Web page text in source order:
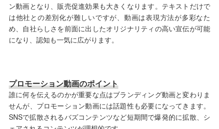
ン動画となり、販売促進効果も大きくなります。テキストだけで
は他社との差別化が難しいですが、動画は表現方法が多彩なた
め、自社らしさを前面に出したオリジナリティの高い宣伝が可能
になり、認知も一気に広がります。
プロモーション動画のポイント
誰に何を伝えるのかが重要な点はブランディング動画と変わりま
せんが、プロモーション動画には話題性も必要になってきます。
SNSで拡散されるバズコンテンツなど短期間で爆発的に拡散、シ